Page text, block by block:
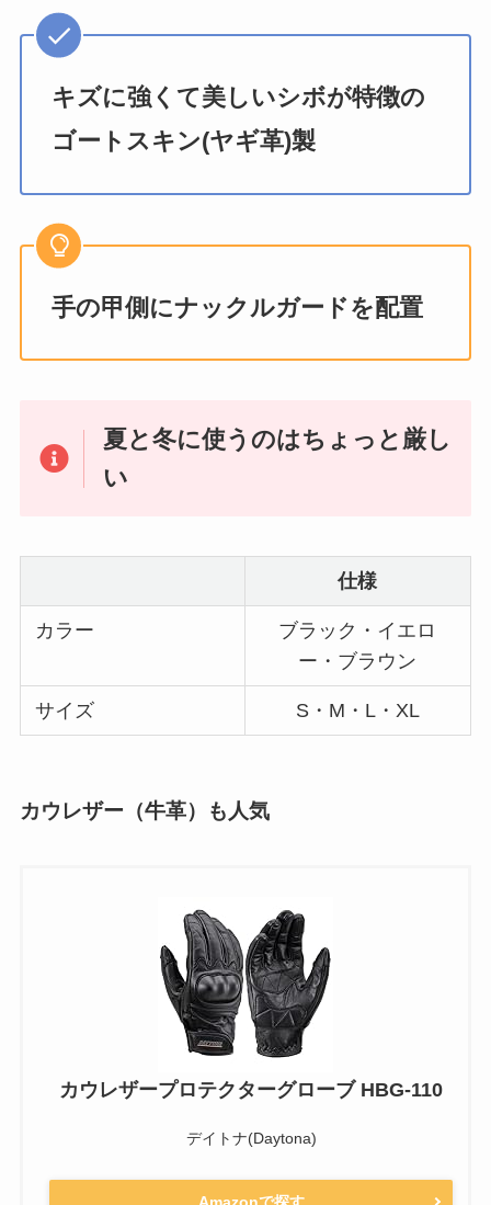
キズに強くて美しいシボが特徴の
ゴートスキン(ヤギ革)製
手の甲側にナックルガードを配置
夏と冬に使うのはちょっと厳し
い
仕様
カラー
ブラック・イエロ
ー・ブラウン
サイズ S・M・L・XL
カウレザー（牛革）も人気
カウレザープロテクターグローブ HBG-110
デイトナ(Daytona)
Amazonで探す